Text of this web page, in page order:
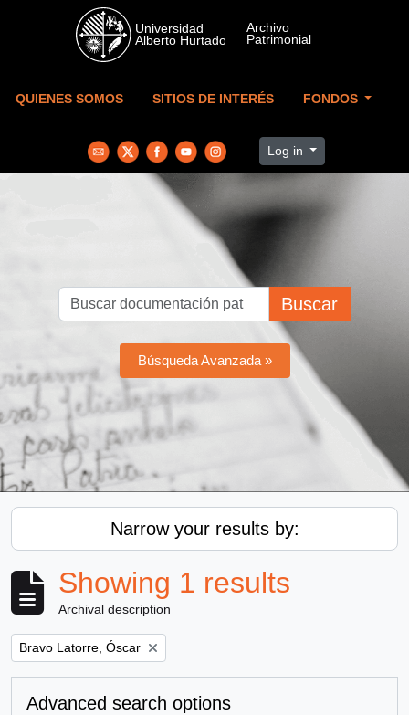
Skip to main content
QUIENES SOMOS SITIOS DE INTERÉS FONDOS
Log in
Buscar
Búsqueda Avanzada »
Narrow your results by:
Showing 1 results
Archival description
Remove filter:
Bravo Latorre, Óscar
Advanced search options